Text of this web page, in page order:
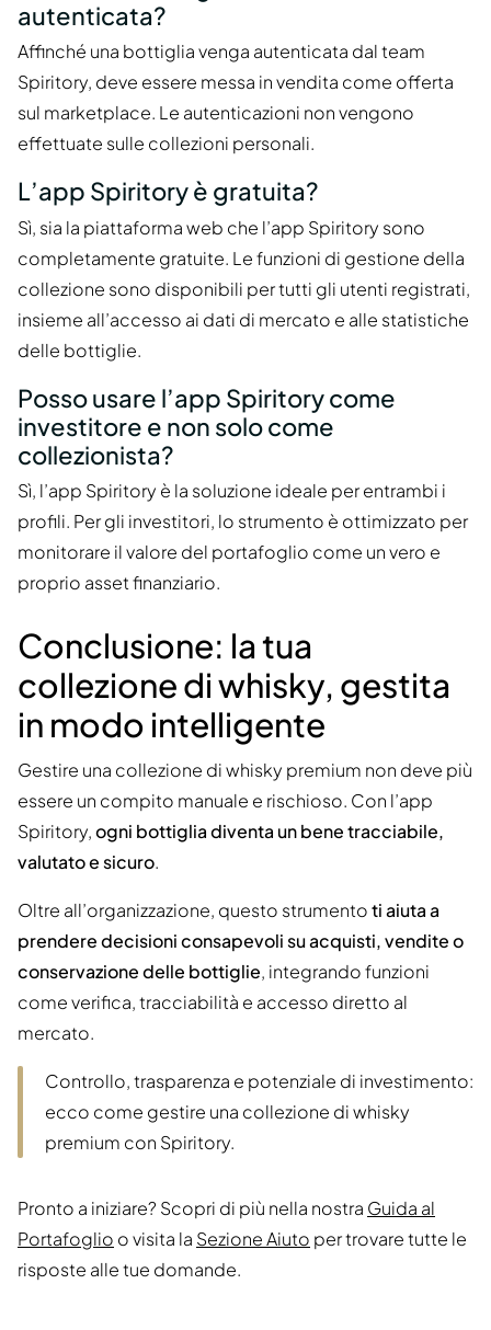
autenticata?
Affinché una bottiglia venga autenticata dal team
Spiritory, deve essere messa in vendita come offerta
sul marketplace. Le autenticazioni non vengono
effettuate sulle collezioni personali.
L’app Spiritory è gratuita?
Sì, sia la piattaforma web che l’app Spiritory sono
completamente gratuite. Le funzioni di gestione della
collezione sono disponibili per tutti gli utenti registrati,
insieme all’accesso ai dati di mercato e alle statistiche
delle bottiglie.
Posso usare l’app Spiritory come
investitore e non solo come
collezionista?
Sì, l’app Spiritory è la soluzione ideale per entrambi i
profili. Per gli investitori, lo strumento è ottimizzato per
monitorare il valore del portafoglio come un vero e
proprio asset finanziario.
Conclusione: la tua
collezione di whisky, gestita
in modo intelligente
Gestire una collezione di whisky premium non deve più
essere un compito manuale e rischioso. Con l’app
Spiritory,ogni bottiglia diventa un bene tracciabile,
valutato e sicuro.
Oltre all’organizzazione, questo strumentoti aiuta a
prendere decisioni consapevoli su acquisti, vendite o
conservazione delle bottiglie, integrando funzioni
come verifica, tracciabilità e accesso diretto al
mercato.
Controllo, trasparenza e potenziale di investimento:
ecco come gestire una collezione di whisky
premium con Spiritory.
Pronto a iniziare? Scopri di più nella nostra Guida al
Portafoglio o visita la Sezione Aiuto per trovare tutte le
risposte alle tue domande.